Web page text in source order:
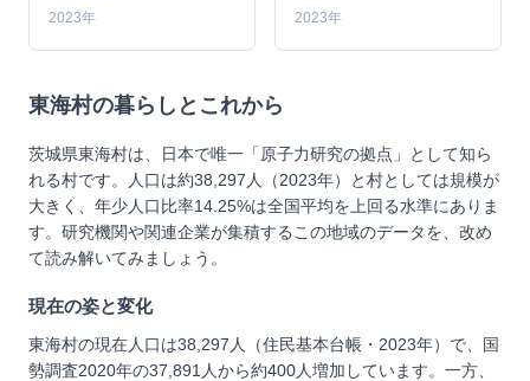
2023年 2023年
東海村の暮らしとこれから
茨城県東海村は、日本で唯一「原子力研究の拠点」として知ら
れる村です。人口は約38,297人（2023年）と村としては規模が
大きく、年少人口比率14.25%は全国平均を上回る水準にありま
す。研究機関や関連企業が集積するこの地域のデータを、改め
て読み解いてみましょう。
現在の姿と変化
東海村の現在人口は38,297人（住民基本台帳・2023年）で、国
勢調査2020年の37,891人から約400人増加しています。一方、